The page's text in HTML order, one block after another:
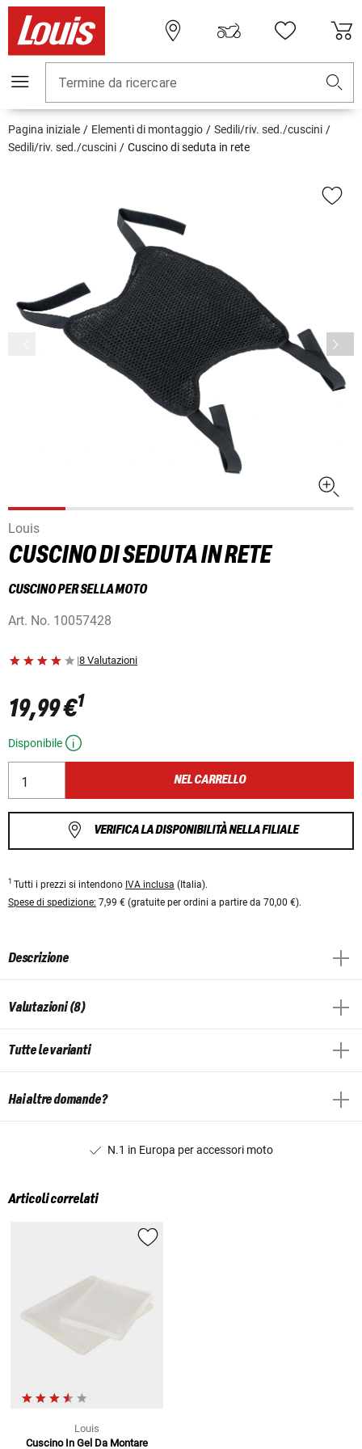
Termine da ricercare
Pagina iniziale Elementi di montaggio
Sedili/riv. sed./cuscini
Sedili/riv. sed./cuscini
Cuscino di seduta in rete
Louis
CUSCINO DI SEDUTA IN RETE
CUSCINO PER SELLA MOTO
Art. No. 10057428
|8 Valutazioni
19,99 €1
Disponibile
NEL CARRELLO
VERIFICA LA DISPONIBILITÀ NELLA FILIALE
1 Tutti i prezzi si intendono IVA inclusa (Italia).
Spese di spedizione: 7,99 € (gratuite per ordini a partire da 70,00 €).
Descrizione
Valutazioni (8)
Tutte le varianti
Hai altre domande?
N.1 in Europa per accessori moto
Articoli correlati
Louis
Cuscino In Gel Da Montare